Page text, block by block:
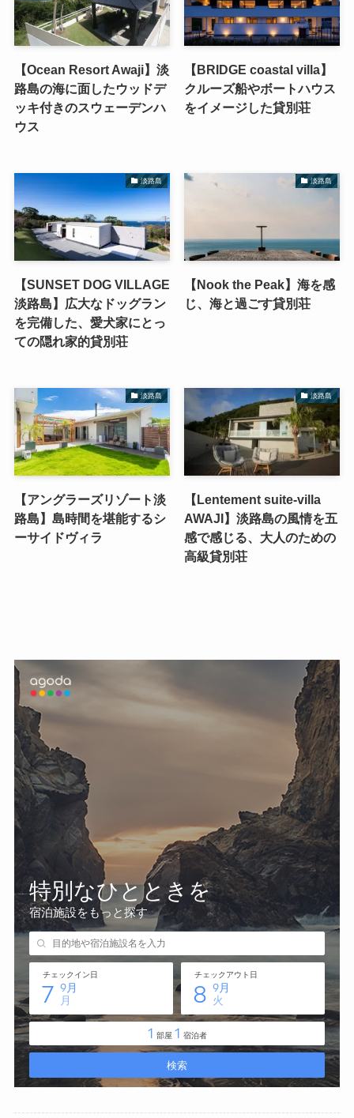
【Ocean Resort Awaji】淡
路島の海に面したウッドデ
ッキ付きのスウェーデンハ
ウス
【BRIDGE coastal villa】
クルーズ船やボートハウス
をイメージした貸別荘
淡路島
【SUNSET DOG VILLAGE
淡路島】広大なドッグラン
を完備した、愛犬家にとっ
ての隠れ家的貸別荘
淡路島
【Nook the Peak】海を感
じ、海と過ごす貸別荘
淡路島
【アングラーズリゾート淡
路島】島時間を堪能するシ
ーサイドヴィラ
淡路島
【Lentement suite-villa
AWAJI】淡路島の風情を五
感で感じる、大人のための
高級貸別荘